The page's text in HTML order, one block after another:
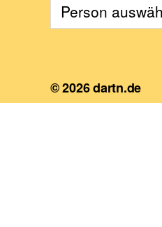
© 2026dartn.de